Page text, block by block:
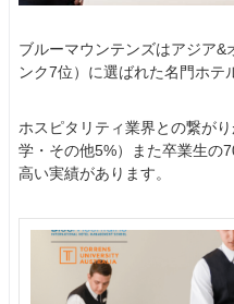
ブルーマウンテンズはアジア&
ンク7位）に選ばれた名門ホテ
ホスピタリティ業界との繋が
学・その他5%）また卒業生の
高い実績があります。